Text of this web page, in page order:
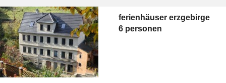
ferienhäuser erzgebirge
6 personen